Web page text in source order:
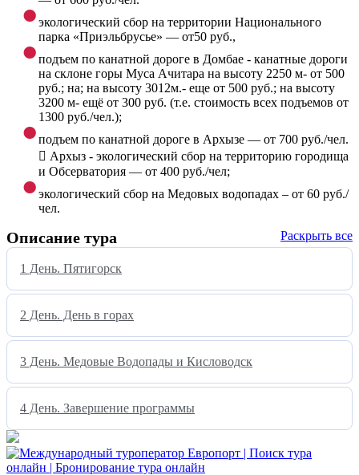
экологический сбор на территории Национального
парка «Приэльбрусье» — от50 руб.,
подъем по канатной дороге в Домбае - канатные дороги
на склоне горы Муса Ачитара на высоту 2250 м- от 500
руб.; на; на высоту 3012м.- еще от 500 руб.; на высоту
3200 м- ещё от 300 руб. (т.е. стоимость всех подъемов от
1300 руб./чел.);
подъем по канатной дороге в Архызе — от 700 руб./чел.
 Архыз - экологический сбор на территорию городища
и Обсерватория — от 400 руб./чел;
экологический сбор на Медовых водопадах – от 60 руб./
чел.
Описание тура Раскрыть все
1 День. Пятигорск
2 День. День в горах
3 День. Медовые Водопады и Кисловодск
4 День. Завершение программы